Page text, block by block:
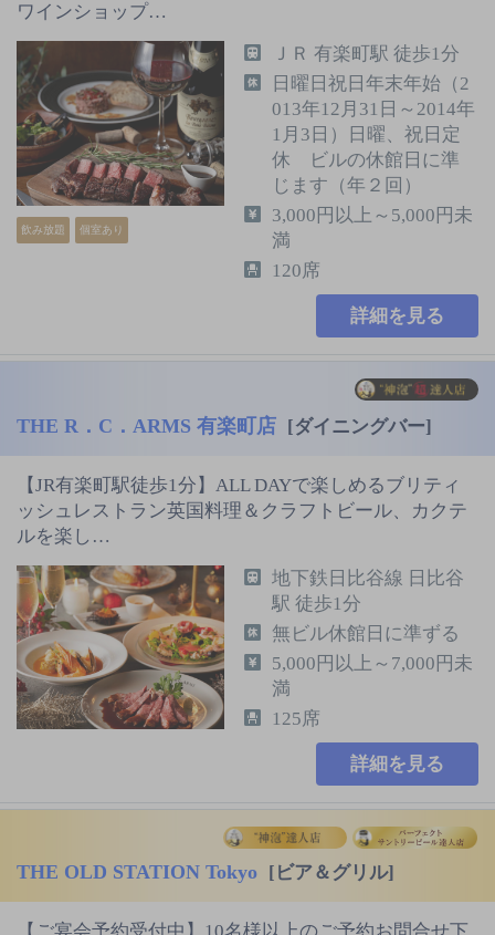
ワインショップ…
飲み放題 個室あり
ＪＲ 有楽町駅 徒歩1分
日曜日祝日年末年始（2
013年12月31日～2014年
1月3日）日曜、祝日定
休 ビルの休館日に準
じます（年２回）
3,000円以上～5,000円未
満
120席
詳細を見る
THE R．C．ARMS 有楽町店 [ダイニングバー]
【JR有楽町駅徒歩1分】ALL DAYで楽しめるブリティ
ッシュレストラン英国料理＆クラフトビール、カクテ
ルを楽し…
地下鉄日比谷線 日比谷
駅 徒歩1分
無ビル休館日に準ずる
5,000円以上～7,000円未
満
125席
詳細を見る
THE OLD STATION Tokyo [ビア＆グリル]
【ご宴会予約受付中】10名様以上のご予約お問合せ下